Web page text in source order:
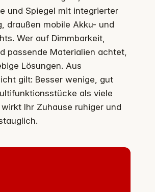
und Spiegel mit integrierter
draußen mobile Akku- und
Wer auf Dimmbarkeit,
passende Materialien achtet,
Lösungen. Aus
gilt: Besser wenige, gut
als viele
Ihr Zuhause ruhiger und